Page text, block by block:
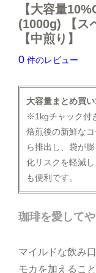
シュガー・フレッ
コーヒー器具
すべてのコーヒー豆
味わいで選ぶ
【大容量
(1000g) 【ス
【中煎り】
0 件のレビュー
大容量まとめ買
※1kgチャック付
焙煎後の新鮮な
ら排出し、袋が
化リスクを軽減
も便利です。
珈琲を愛して
マイルドな飲み
モカを加えるこ